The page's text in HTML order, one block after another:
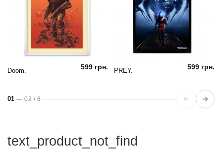
Doom. 599 грн. PREY. 599 грн.
01 —02 / 8
text_product_not_find